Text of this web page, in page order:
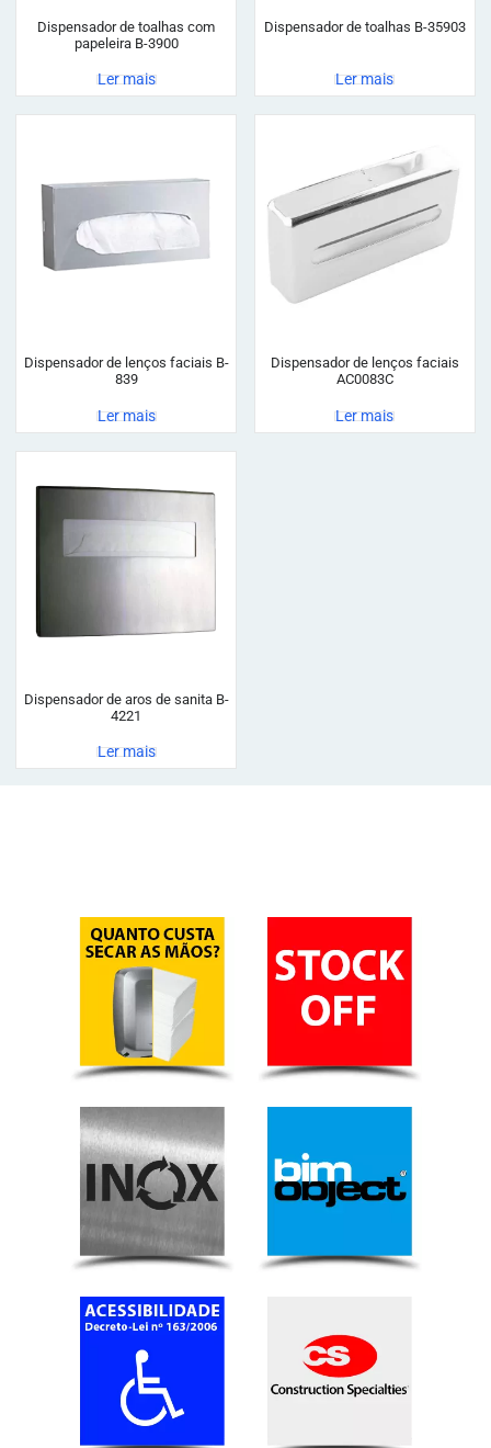
Dispensador de toalhas com
papeleira B-3900
Ler mais
Dispensador de toalhas B-35903
Ler mais
Dispensador de lenços faciais B-
839
Ler mais
Dispensador de lenços faciais
AC0083C
Ler mais
Dispensador de aros de sanita B-
4221
Ler mais